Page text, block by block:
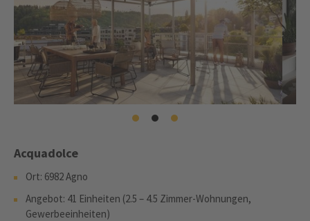
Acquadolce
Ort: 6982 Agno
Angebot: 41 Einheiten (2.5 – 4.5 Zimmer-Wohnungen,
Gewerbeeinheiten)